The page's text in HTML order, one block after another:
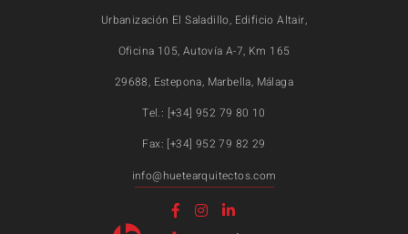
Urbanización El Saladillo, Edificio Altair,
Oficina 105, Autovía A-7, Km 165
29688, Estepona, Marbella, Málaga
Tel.: [+34] 952 79 80 10
Fax: [+34] 952 79 82 29
info@huetearquitectos.com